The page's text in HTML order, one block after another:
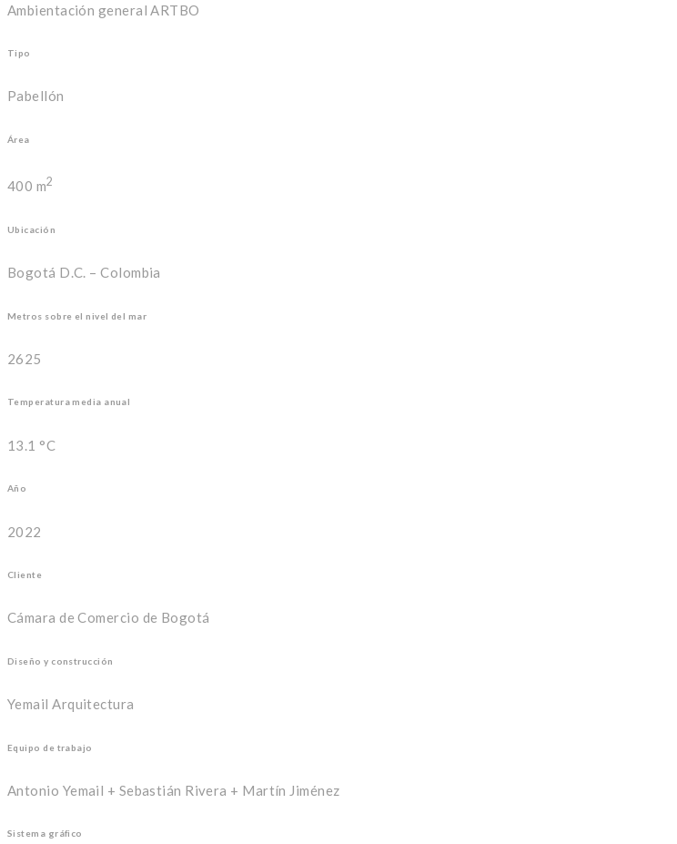
Ambientación general ARTBO
Tipo
Pabellón
Área
400 m2
Ubicación
Bogotá D.C. – Colombia
Metros sobre el nivel del mar
2625
Temperatura media anual
13.1 °C
Año
2022
Cliente
Cámara de Comercio de Bogotá
Diseño y construcción
Yemail Arquitectura
Equipo de trabajo
Antonio Yemail + Sebastián Rivera + Martín Jiménez
Sistema gráfico